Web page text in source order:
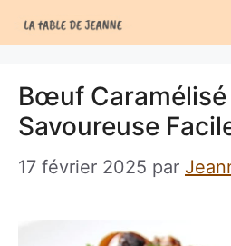
au
Bœuf Caramélisé
Savoureuse
17 février 2025 par